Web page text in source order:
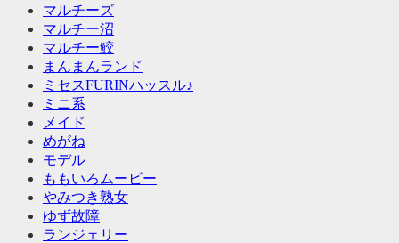
マルチーズ
マルチー沼
マルチー鮫
まんまんランド
ミセスFURINハッスル♪
ミニ系
メイド
めがね
モデル
ももいろムービー
やみつき熟女
ゆず故障
ランジェリー